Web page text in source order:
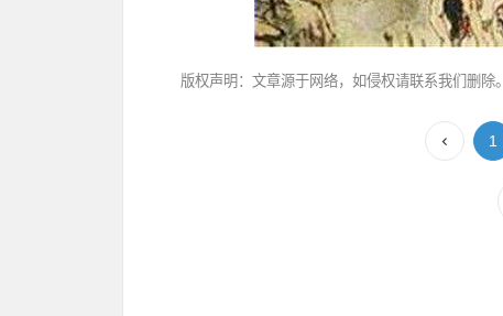
版权声明：文章源于网络，如侵权请联系我们删除。
1